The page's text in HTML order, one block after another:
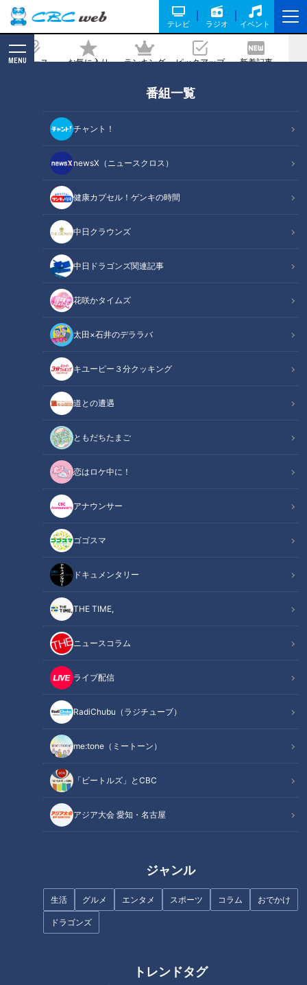
テレビ ラジオ イベント
ニュース お気に入り ランキング ピックアップ 新着記事
MENU
番組一覧
チャント！
newsX（ニュースクロス）
健康カプセル！ゲンキの時間
中日クラウンズ
中日ドラゴンズ関連記事
花咲かタイムズ
太田×石井のデララバ
キユーピー３分クッキング
道との遭遇
ともだちたまご
恋はロケ中に！
アナウンサー
ゴゴスマ
ドキュメンタリー
THE TIME,
ニュースコラム
ライブ配信
RadiChubu（ラジチューブ）
me:tone（ミートーン）
「ビートルズ」とCBC
アジア大会 愛知・名古屋
ジャンル
生活 グルメ エンタメ スポーツ コラム おでかけ
ドラゴンズ
トレンドタグ
た」 ドラ4福島章太「活躍して岡山の野
球人口を増やす」ー 大きな夢を持ちドラ
ゴンズ はもっともっと強くなる
記事に戻る
「サンデードラゴンズ」より土田龍空選手(C)CBCテレビ
この記事の画像（全10枚）
記事に戻る
この記事を見たあなたへのおすすめ
改めて、頑張ろうと思った！」
30年前の採用試験の動画を皆で
観てみよう！